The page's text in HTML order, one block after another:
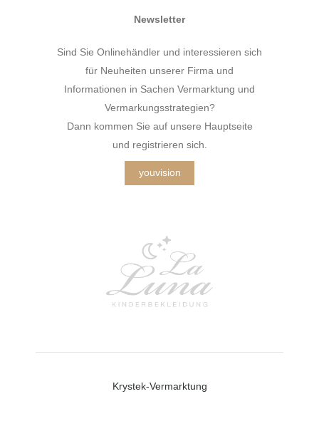
Newsletter
Sind Sie Onlinehändler und interessieren sich
für Neuheiten unserer Firma und
Informationen in Sachen Vermarktung und
Vermarkungsstrategien?
Dann kommen Sie auf unsere Hauptseite
und registrieren sich.
youvision
Krystek-Vermarktung